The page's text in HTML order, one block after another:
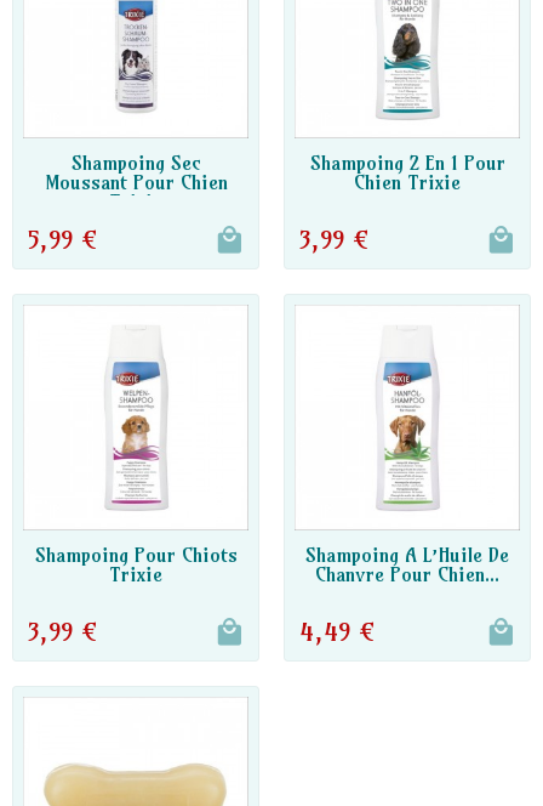
DISPO PARTENAIRE
Shampoing Sec
Moussant Pour Chien
Trixie
5,99 €
DISPO PARTENAIRE
Shampoing 2 En 1 Pour
Chien Trixie
3,99 €
DISPO PARTENAIRE
Shampoing Pour Chiots
Trixie
3,99 €
DISPO PARTENAIRE
Shampoing A L’Huile De
Chanvre Pour Chien...
4,49 €